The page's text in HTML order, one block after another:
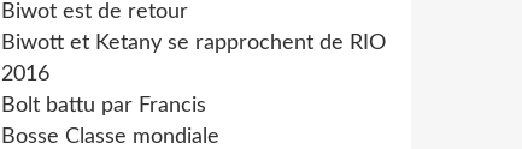
Biwot est de retour
Biwott et Ketany se rapprochent de RIO
2016
Bolt battu par Francis
Bosse Classe mondiale